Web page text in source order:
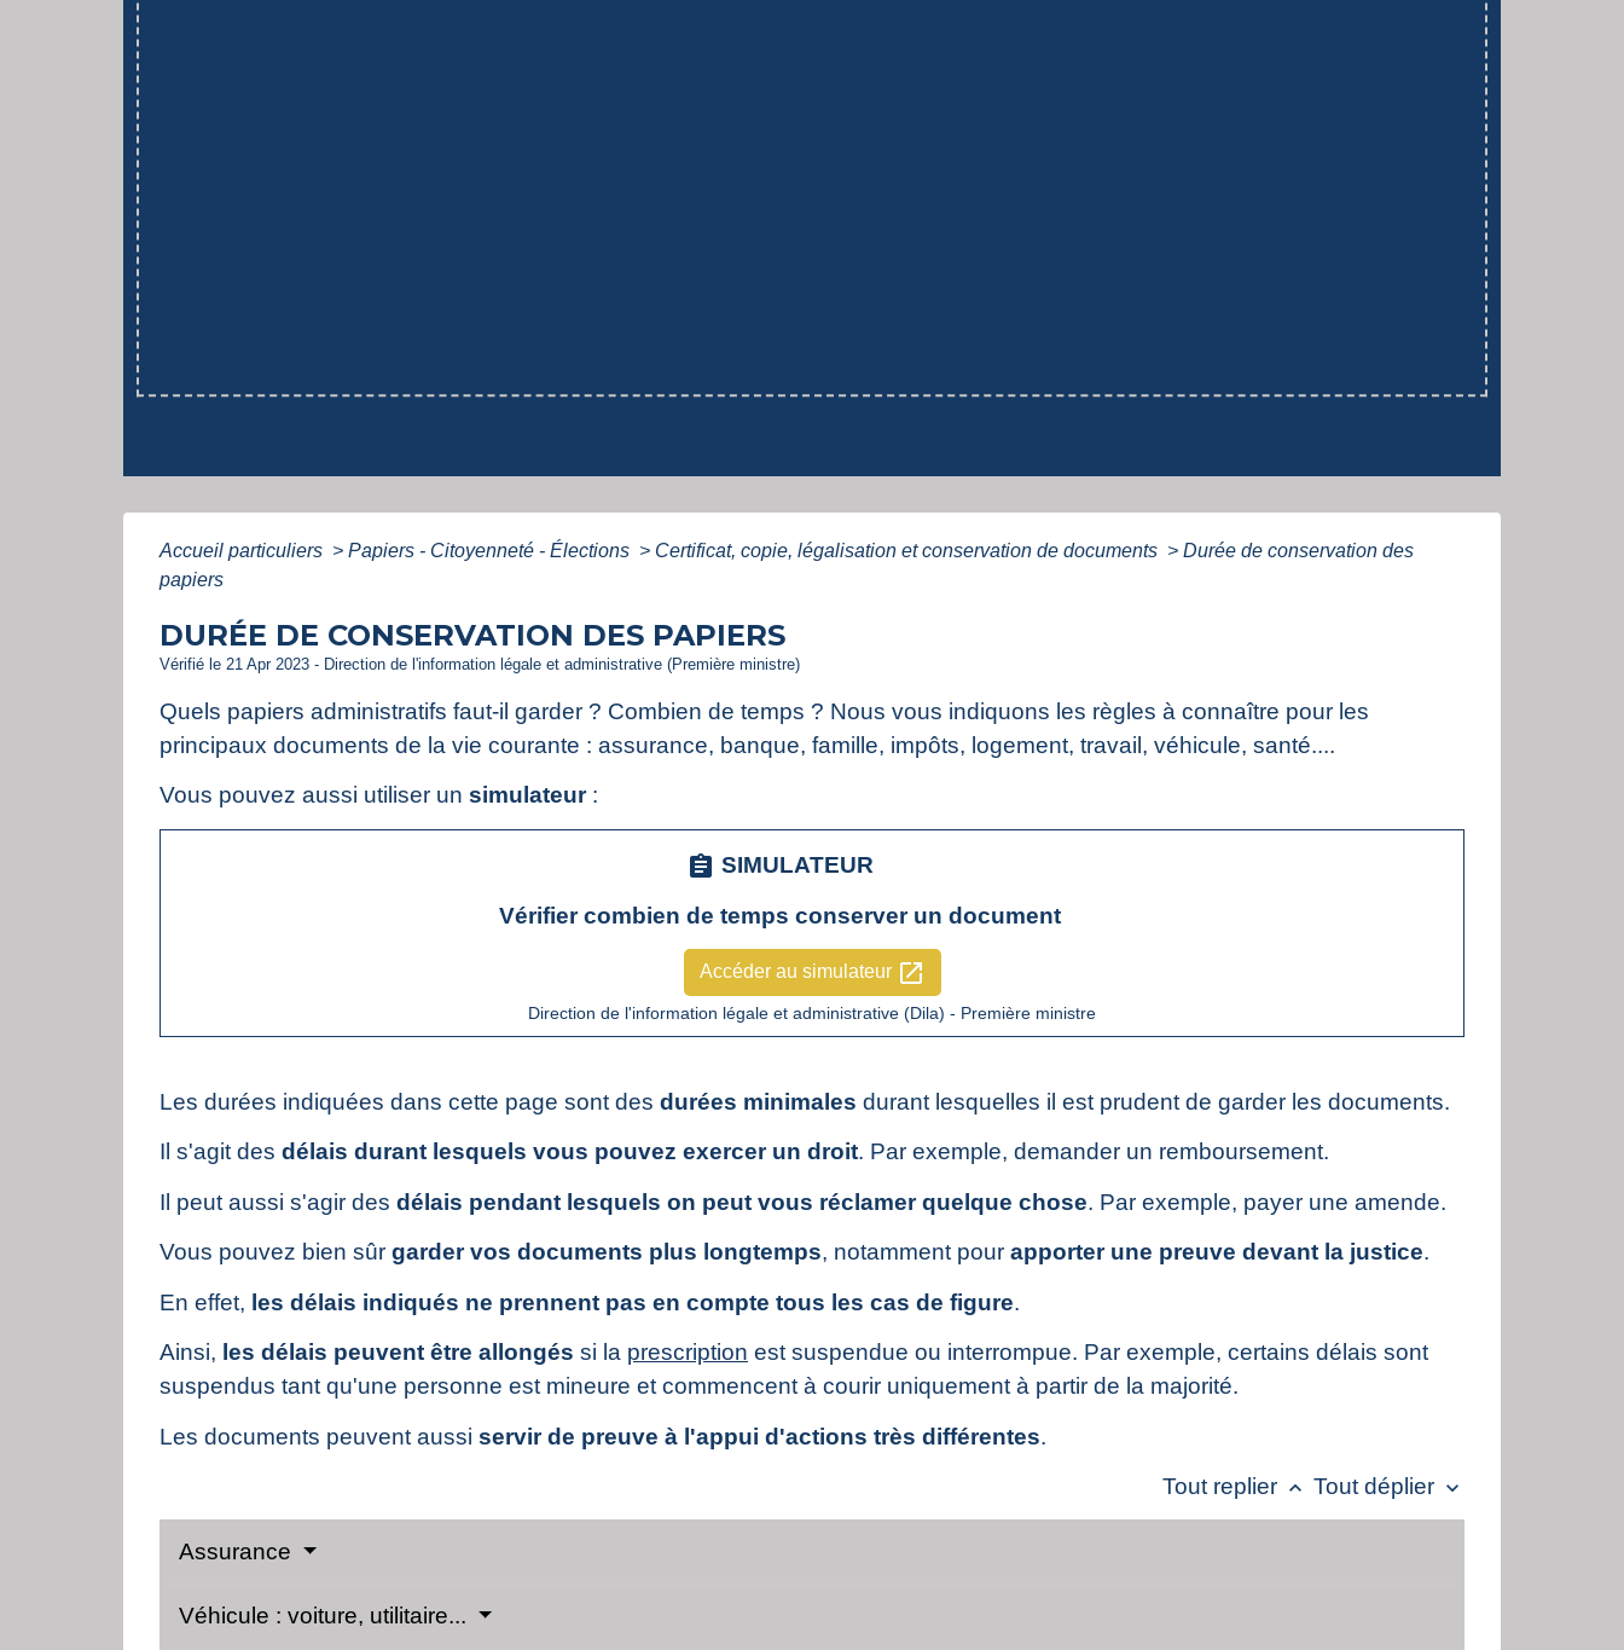
Accueil particuliers > Papiers - Citoyenneté - Élections > Certificat, copie, légalisation et conservation de documents > Durée de conservation des
papiers
DURÉE DE CONSERVATION DES PAPIERS
Vérifié le 21 Apr 2023 - Direction de l'information légale et administrative (Première ministre)
Quels papiers administratifs faut-il garder ? Combien de temps ? Nous vous indiquons les règles à connaître pour les
principaux documents de la vie courante : assurance, banque, famille, impôts, logement, travail, véhicule, santé....
Vous pouvez aussi utiliser un simulateur:
assignment SIMULATEUR
Vérifier combien de temps conserver un document
Accéder au simulateur open_in_new
Direction de l'information légale et administrative (Dila) - Première ministre
Les durées indiquées dans cette page sont des durées minimales durant lesquelles il est prudent de garder les documents.
Il s'agit des délais durant lesquels vous pouvez exercer un droit. Par exemple, demander un remboursement.
Il peut aussi s'agir des délais pendant lesquels on peut vous réclamer quelque chose. Par exemple, payer une amende.
Vous pouvez bien sûr garder vos documents plus longtemps, notamment pour apporter une preuve devant la justice.
En effet, les délais indiqués ne prennent pas en compte tous les cas de figure.
Ainsi, les délais peuvent être allongés si la prescription est suspendue ou interrompue. Par exemple, certains délais sont
suspendus tant qu'une personne est mineure et commencent à courir uniquement à partir de la majorité.
Les documents peuvent aussi servir de preuve à l'appui d'actions très différentes.
Tout replier keyboard_arrow_up Tout déplier keyboard_arrow_down
Assurance
Véhicule : voiture, utilitaire...